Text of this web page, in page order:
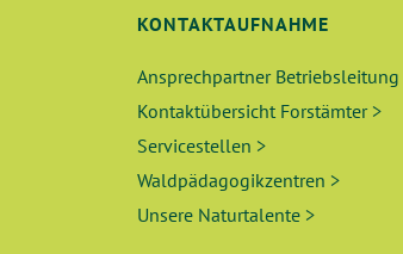
KONTAKTAUFNAHME
Ansprechpartner Betriebsleitung
Kontaktübersicht Forstämter >
Servicestellen >
Waldpädagogikzentren >
Unsere Naturtalente >